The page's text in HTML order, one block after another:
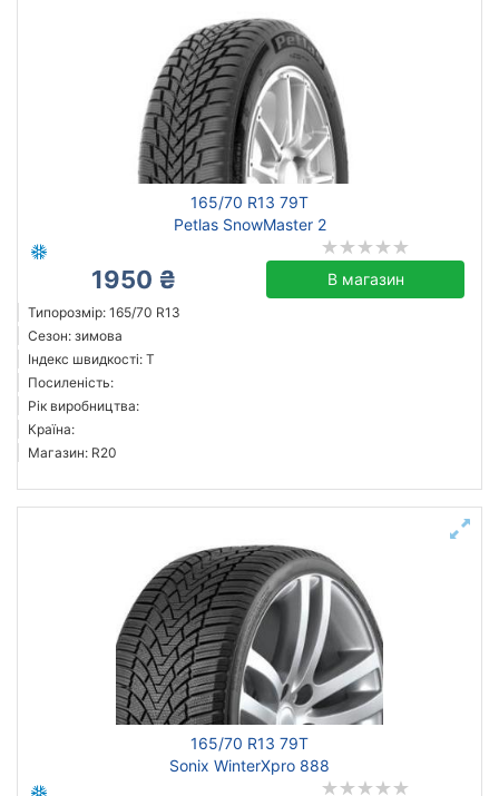
165/70 R13 79T
Petlas SnowMaster 2
1950 ₴ В магазин
Типорозмір: 165/70 R13
Сезон: зимова
Індекс швидкості: T
Посиленість:
Рік виробництва:
Країна:
Магазин: R20
165/70 R13 79T
Sonix WinterXpro 888